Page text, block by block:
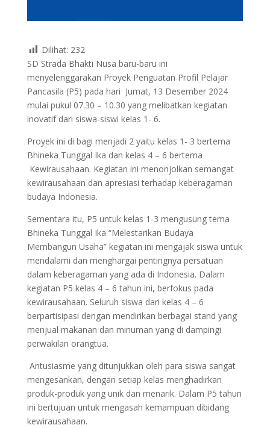
Dilihat: 232
SD Strada Bhakti Nusa baru-baru ini
menyelenggarakan Proyek Penguatan Profil Pelajar
Pancasila (P5) pada hari Jumat, 13 Desember 2024
mulai pukul 07.30 – 10.30 yang melibatkan kegiatan
inovatif dari siswa-siswi kelas 1- 6.
Proyek ini di bagi menjadi 2 yaitu kelas 1- 3 bertema
Bhineka Tunggal Ika dan kelas 4 – 6 bertema
Kewirausahaan. Kegiatan ini menonjolkan semangat
kewirausahaan dan apresiasi terhadap keberagaman
budaya Indonesia.
Sementara itu, P5 untuk kelas 1-3 mengusung tema
Bhineka Tunggal Ika “Melestarikan Budaya
Membangun Usaha” kegiatan ini mengajak siswa untuk
mendalami dan menghargai pentingnya persatuan
dalam keberagaman yang ada di Indonesia. Dalam
kegiatan P5 kelas 4 – 6 tahun ini, berfokus pada
kewirausahaan. Seluruh siswa dari kelas 4 – 6
berpartisipasi dengan mendirikan berbagai stand yang
menjual makanan dan minuman yang di dampingi
perwakilan orangtua.
Antusiasme yang ditunjukkan oleh para siswa sangat
mengesankan, dengan setiap kelas menghadirkan
produk-produk yang unik dan menarik. Dalam P5 tahun
ini bertujuan untuk mengasah kemampuan dibidang
kewirausahaan.